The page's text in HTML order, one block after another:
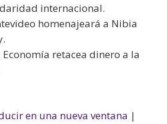
internacional.
homenajeará a Nibia
retacea dinero a la
en una nueva ventana |